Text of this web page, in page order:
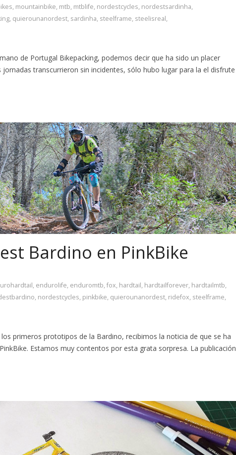
, mountainbike, mtb, mtblife, nordestcycles, nordestsardinha,
, quierounanordest, sardinha, steelframe, steelisreal,
de Portugal Bikepacking, podemos decir que ha sido un placer
transcurrieron sin incidentes, sólo hubo lugar para la el disfrute
Bardino en PinkBike
, endurolife, enduromtb, fox, hardtail, hardtailforever, hardtailmtb,
, nordestcycles, pinkbike, quierounanordest, ridefox, steelframe,
primeros prototipos de la Bardino, recibimos la noticia de que se ha
Estamos muy contentos por esta grata sorpresa. La publicación